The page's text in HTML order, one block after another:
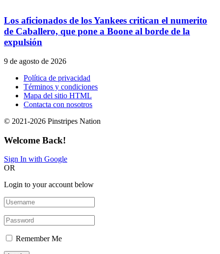
Los aficionados de los Yankees critican el numerito
de Caballero, que pone a Boone al borde de la
expulsión
9 de agosto de 2026
Política de privacidad
Términos y condiciones
Mapa del sitio HTML
Contacta con nosotros
© 2021-2026 Pinstripes Nation
Welcome Back!
Sign In with Google
OR
Login to your account below
Remember Me